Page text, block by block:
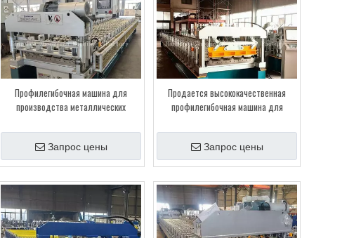
Профилегибочная машина для
производства металлических
резкой
Запрос цены
Продается высококачественная
профилегибочная машина для
Запрос цены